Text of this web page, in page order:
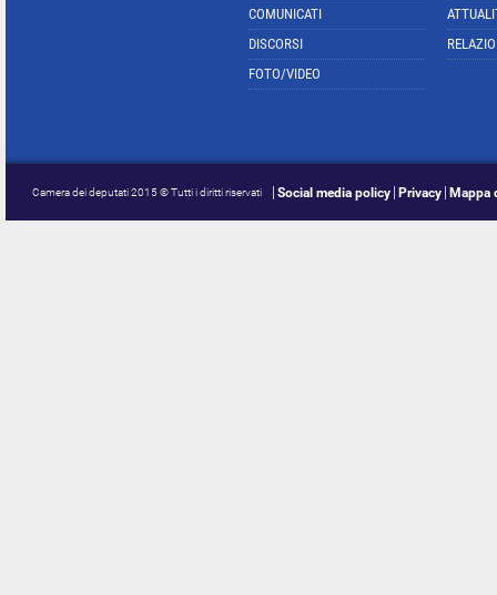
COMUNICATI
DISCORSI
FOTO/VIDEO
Camera dei deputati 2015 © Tutti i diritti riservati Social media policy Privacy Mappa